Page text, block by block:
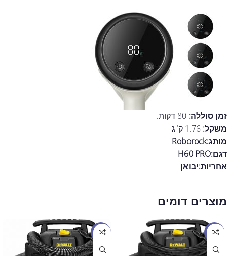
זמן סוללה: 80 דקות.
משקל:
מותג:Roborock
דגם:H60 PRO
אחריות:יבואן
מוצרים דומים
מבצע מבצע